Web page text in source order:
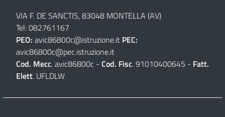
VIA F. DE SANCTIS, 83048 MONTELLA (AV)
Tel: 082761167
PEO: avic86800c@istruzione.it PEC:
avic86800c@pec.istruzione.it
Cod. Mecc. avic86800c - Cod. Fisc. 91010400645 - Fatt.
Elett. UFLDLW